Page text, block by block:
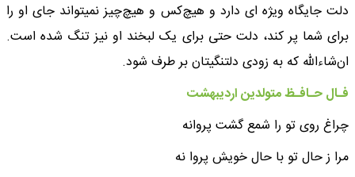
دلت جایگاه ویژه ای دارد و هیچ‌کس و هیچ‌چیز نمیتواند جای او را
برای شما پر کند، دلت حتی برای یک لبخند او نیز تنگ شده است.
ان‌شاءالله که به زودی دلتنگیتان بر طرف شود.
فـال حـافـظ متولدین اردیبهشت
چراغ روی تو را شمع گشت پروانه
مرا ز حال تو با حال خویش پروا نه